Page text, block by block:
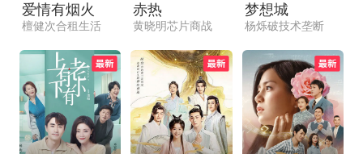
爱情有烟火
檀健次合租生活
赤热
黄晓明芯片商战
梦想城
杨烁破技术垄断